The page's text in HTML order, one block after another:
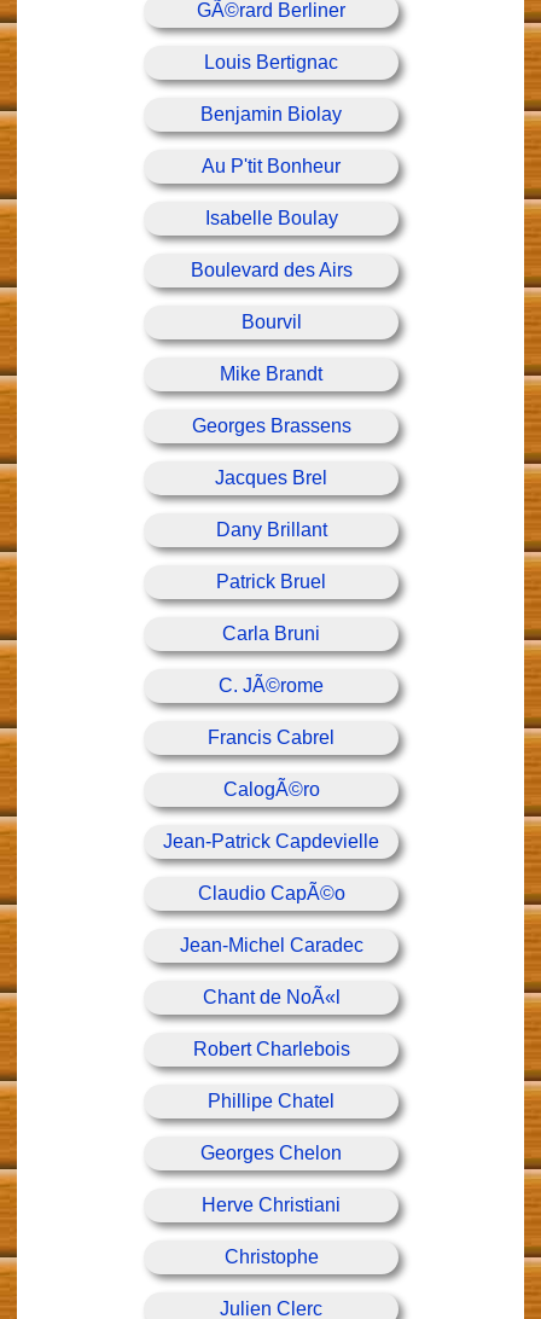
GÃ©rard Berliner
Louis Bertignac
Benjamin Biolay
Au P'tit Bonheur
Isabelle Boulay
Boulevard des Airs
Bourvil
Mike Brandt
Georges Brassens
Jacques Brel
Dany Brillant
Patrick Bruel
Carla Bruni
C. JÃ©rome
Francis Cabrel
CalogÃ©ro
Jean-Patrick Capdevielle
Claudio CapÃ©o
Jean-Michel Caradec
Chant de NoÃ«l
Robert Charlebois
Phillipe Chatel
Georges Chelon
Herve Christiani
Christophe
Julien Clerc